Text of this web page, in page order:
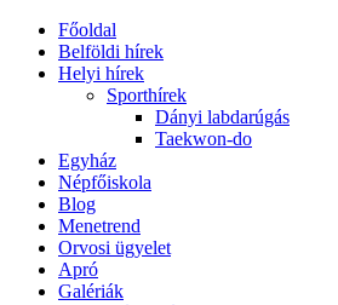
Főoldal
Belföldi hírek
Helyi hírek
Sporthírek
Dányi labdarúgás
Taekwon-do
Egyház
Népfőiskola
Blog
Menetrend
Orvosi ügyelet
Apró
Galériák